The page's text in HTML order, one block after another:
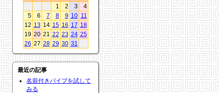
1
2 3
4
5
6 7 8 9 10 11
12 13 14 15 16 17 18
19 20 21 22 23 24 25
26 27 28 29 30 31
最近の記事
名前付きパイプを試して
みる